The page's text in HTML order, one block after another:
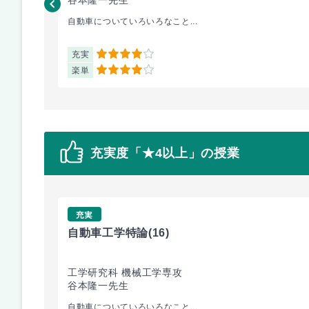
自動車についていろいろなこと...
充実 4
楽単 4
充実度「★4以上」の授業
充実
自動車工学特論(16)
工学研究科 機械工学専攻
谷本隆一先生
自動車についていろいろなこと...